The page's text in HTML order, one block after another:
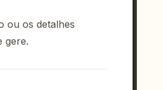
ou os detalhes
gere.